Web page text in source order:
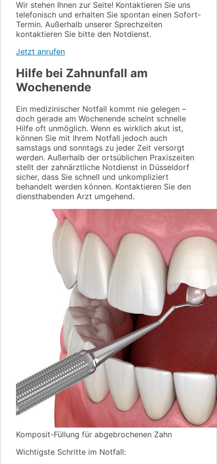
Wir stehen Ihnen zur Seite! Kontaktieren Sie uns
telefonisch und erhalten Sie spontan einen Sofort-
Termin. Außerhalb unserer Sprechzeiten
kontaktieren Sie bitte den Notdienst.
Jetzt anrufen
Hilfe bei Zahnunfall am
Wochenende
Ein medizinischer Notfall kommt nie gelegen –
doch gerade am Wochenende scheint schnelle
Hilfe oft unmöglich. Wenn es wirklich akut ist,
können Sie mit Ihrem Notfall jedoch auch
samstags und sonntags zu jeder Zeit versorgt
werden. Außerhalb der ortsüblichen Praxiszeiten
stellt der zahnärztliche Notdienst in Düsseldorf
sicher, dass Sie schnell und unkompliziert
behandelt werden können. Kontaktieren Sie den
diensthabenden Arzt umgehend.
Komposit-Füllung für abgebrochenen Zahn
Wichtigste Schritte im Notfall: